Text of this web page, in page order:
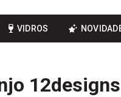
VIDROS
12designs